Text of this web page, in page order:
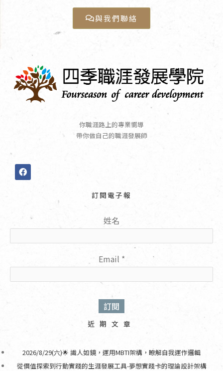
與我們聯絡
你職涯路上的專業嚮導
帶你做自己的職涯發展師
F
a
c
訂閱電子報
姓名
Email *
近期文章
2026/8/29(六)🌟 識人如鏡，運用MBTI架構，瞭解自我運作邏輯
從價值探索到行動實踐的生涯發展工具-夢想實踐卡的理論設計架構